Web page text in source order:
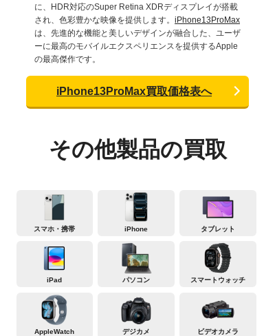
に、HDR対応のSuper Retina XDRディスプレイが搭載
され、色彩豊かな映像を提供します。 iPhone13ProMax
は、先進的な機能と美しいデザインが融合した、ユーザ
ーに最高のモバイルエクスペリエンスを提供するApple
の最高傑作です。
iPhone13ProMax買取価格表へ
その他製品の買取
スマホ・携帯 iPhone タブレット
iPad パソコン スマートウォッチ
AppleWatch デジカメ ビデオカメラ